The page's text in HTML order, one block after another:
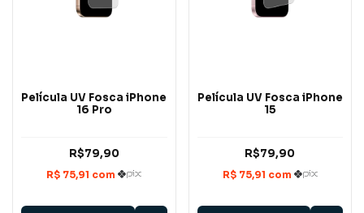
Película UV Fosca iPhone
16 Pro
R$79,90
Película UV Fosca iPhone
15
R$79,90